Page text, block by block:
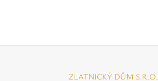
ZLATNICKÝ DŮM S.R.O.